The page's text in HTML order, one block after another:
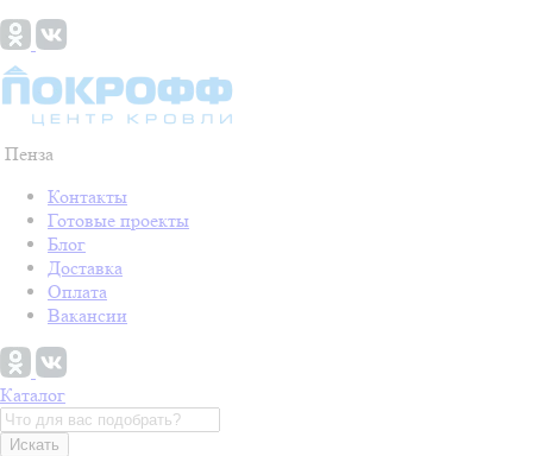
Пенза
Контакты
Готовые проекты
Блог
Доставка
Оплата
Вакансии
Каталог
Искать